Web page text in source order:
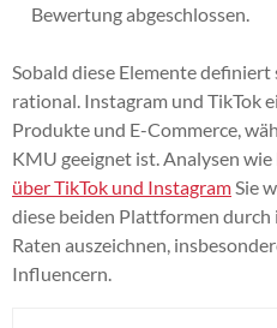
Bewertung abgeschlossen.
Sobald diese Elemente
rational. Instagram und TikTok
Produkte und E-Commerce,
KMU geeignet ist. Analysen
über TikTok und InstagramSie
diese beiden Plattformen durch
Raten auszeichnen,
Influencern.